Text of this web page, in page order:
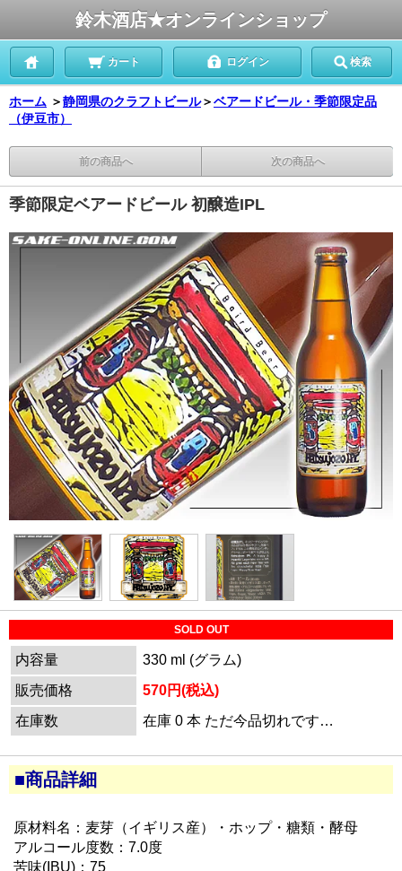
鈴木酒店★オンラインショップ
カート ログイン 検索
ホーム ＞静岡県のクラフトビール＞ベアードビール・季節限定品
（伊豆市）
前の商品へ 次の商品へ
季節限定ベアードビール 初醸造IPL
SOLD OUT
内容量
330 ml (グラム)
販売価格
570円(税込)
在庫数
在庫 0 本 ただ今品切れです…
■商品詳細
原材料名：麦芽（イギリス産）・ホップ・糖類・酵母
アルコール度数：7.0度
苦味(IBU)：75